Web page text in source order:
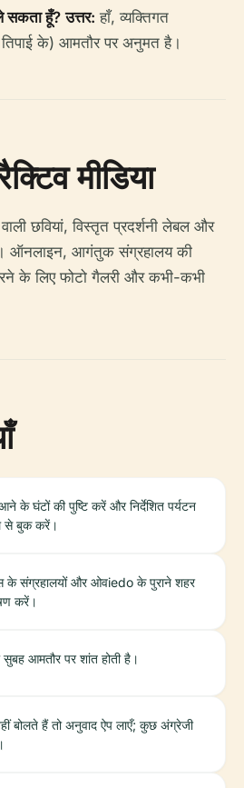
सकता हूँ? उत्तर: हाँ, व्यक्तिगत
तिपाई के) आमतौर पर अनुमत है।
मीडिया
छवियां, विस्तृत प्रदर्शनी लेबल और
ऑनलाइन, आगंतुक संग्रहालय की
के लिए फोटो गैलरी और कभी-कभी
आने के घंटों की पुष्टि करें और निर्देशित पर्यटन
से बुक करें।
के संग्रहालयों और ओवiedo के पुराने शहर
करें।
सुबह आमतौर पर शांत होती है।
बोलते हैं तो अनुवाद ऐप लाएँ; कुछ अंग्रेजी